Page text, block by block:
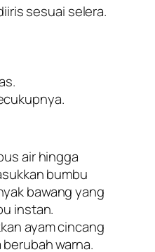
sesuai selera.
air hingga
bumbu
bawang yang
instan.
ayam cincang
warna.